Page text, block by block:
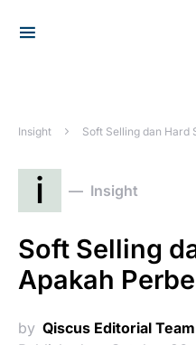
Insight Soft Selling dan Hard
i Insight
Soft Selling
Apakah
by Qiscus Editorial Team